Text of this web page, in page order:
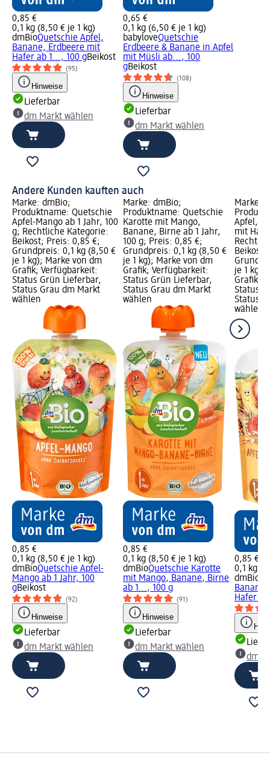
0,85 €
0,1 kg (8,50 € je 1 kg)
dmBioQuetschie Apfel,
Banane, Erdbeere mit
Hafer ab 1..., 100 gBeikost
(95)
Hinweise
Lieferbar
dm Markt wählen
0,65 €
0,1 kg (6,50 € je 1 kg)
babyloveQuetschie
Erdbeere & Banane in Apfel
mit Müsli ab..., 100
gBeikost
(108)
Hinweise
Lieferbar
dm Markt wählen
Andere Kunden kauften auch
Marke: dmBio;
Produktname: Quetschie
Apfel-Mango ab 1 Jahr, 100
g; Rechtliche Kategorie:
Beikost; Preis: 0,85 €;
Grundpreis: 0,1 kg (8,50 €
je 1 kg); Marke von dm
Grafik; Verfügbarkeit:
Status Grün Lieferbar,
Status Grau dm Markt
wählen
0,85 €
0,1 kg (8,50 € je 1 kg)
dmBioQuetschie Apfel-
Mango ab 1 Jahr, 100
gBeikost
(92)
Hinweise
Lieferbar
dm Markt wählen
Marke: dmBio;
Produktname: Quetschie
Karotte mit Mango,
Banane, Birne ab 1 Jahr,
100 g; Preis: 0,85 €;
Grundpreis: 0,1 kg (8,50 €
je 1 kg); Marke von dm
Grafik; Verfügbarkeit:
Status Grün Lieferbar,
Status Grau dm Markt
wählen
0,85 €
0,1 kg (8,50 € je 1 kg)
dmBioQuetschie Karotte
mit Mango, Banane, Birne
ab 1..., 100 g
(91)
Hinweise
Lieferbar
dm Markt wählen
Marke:
Apfel,
mit
Beikost;
je 1 kg);
Grafik;
Status
Status
wählen
0,85 €
0,1 kg
dmBio
Hafer
dm